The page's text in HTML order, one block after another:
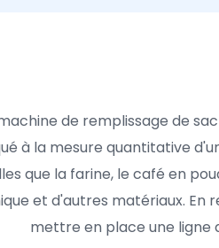
de remplissage de
à la mesure quantitative
que la farine, le café en
et d'autres matériaux. En
mettre en place une ligne